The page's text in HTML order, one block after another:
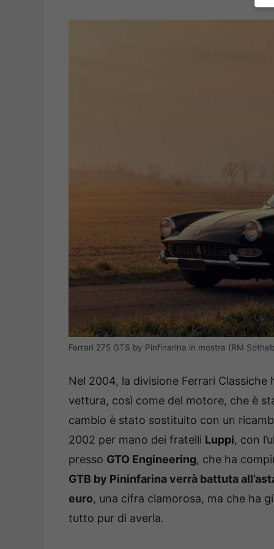
Ferrari 275 GTS by Pinfinarina in mostra (RM
Nel 2004, la divisione Ferrari
vettura, così come del motore, che è
cambio è stato sostituito con un
2002 per mano dei fratelli Luppi, con
presso GTO Engineering, che ha
GTB by Pininfarina verrà battuta
euro, una cifra clamorosa, ma che ha
tutto pur di averla.